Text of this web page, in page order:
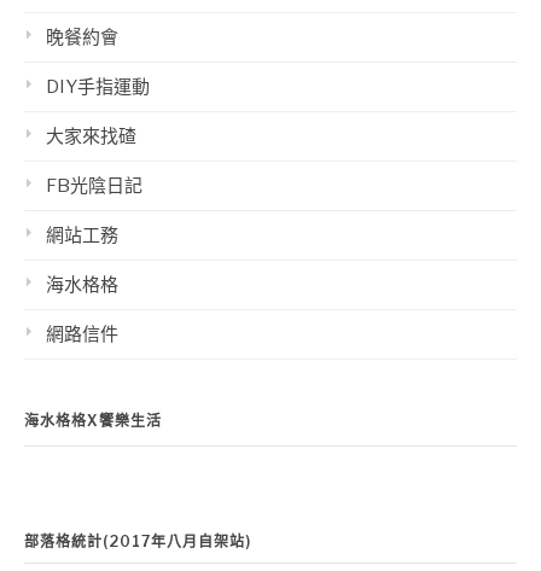
晚餐約會
DIY手指運動
大家來找碴
FB光陰日記
網站工務
海水格格
網路信件
海水格格X饗樂生活
部落格統計(2017年八月自架站)